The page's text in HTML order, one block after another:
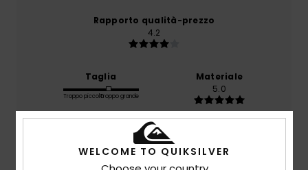
Rapporto qualità-prezzo
4.2
Taglia
Troppo piccoloTroppo grande
Materiale
5.0
Colore
5.0
WELCOME TO QUIKSILVER